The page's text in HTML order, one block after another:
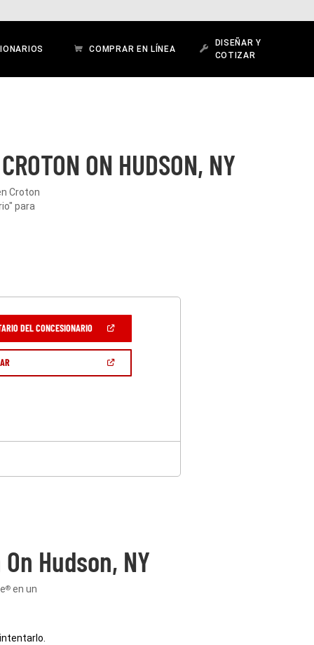
COMPRAR EN LÍNEA
DISEÑAR Y
COTIZAR
ON HUDSON, NY
Croton
para
DEL CONCESIONARIO(ABRIR
UNA
VENTANA
NUEVA)
(ABRIR
Hudson, NY
®en un